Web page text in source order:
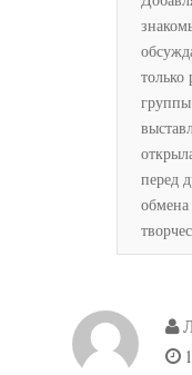
только
перед